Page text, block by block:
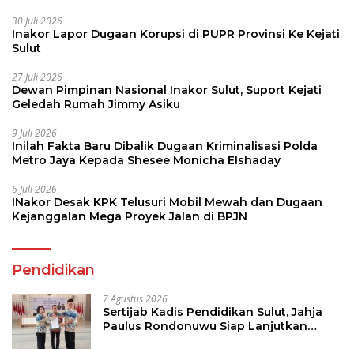
30 Juli 2026
Inakor Lapor Dugaan Korupsi di PUPR Provinsi Ke Kejati
Sulut
27 Juli 2026
Dewan Pimpinan Nasional Inakor Sulut, Suport Kejati
Geledah Rumah Jimmy Asiku
9 Juli 2026
Inilah Fakta Baru Dibalik Dugaan Kriminalisasi Polda
Metro Jaya Kepada Shesee Monicha Elshaday
6 Juli 2026
INakor Desak KPK Telusuri Mobil Mewah dan Dugaan
Kejanggalan Mega Proyek Jalan di BPJN
Pendidikan
7 Agustus 2026
Sertijab Kadis Pendidikan Sulut, Jahja
Paulus Rondonuwu Siap Lanjutkan